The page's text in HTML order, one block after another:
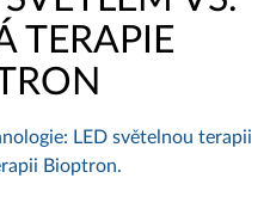
TERAPIE
LED světelnou terapii
Bioptron.